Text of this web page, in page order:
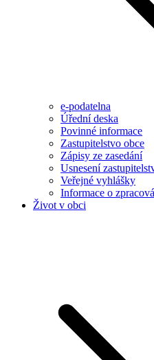
e-podatelna
Úřední deska
Povinné informace
Zastupitelstvo obce
Zápisy ze zasedání
Usnesení
Veřejné vyhlášky
Informace o
Život v obci